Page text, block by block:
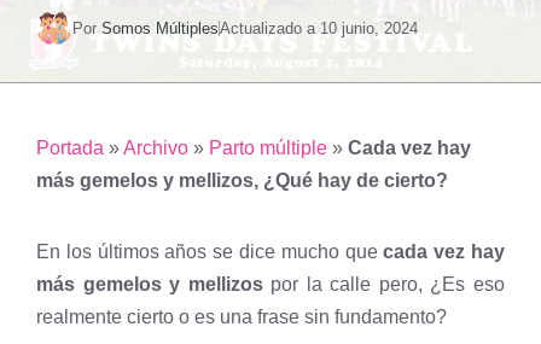
Por Somos MúltiplesActualizado a 10 junio, 2024
Portada »Archivo » Parto múltiple » Cada vez hay
más gemelos y mellizos, ¿Qué hay de cierto?
En los últimos años se dice mucho quecada vez hay
más gemelos y mellizospor la calle pero, ¿Es eso
realmente cierto o es una frase sin fundamento?